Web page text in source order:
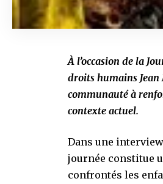
À l’occasion de la
droits humains Jean
communauté à
contexte actuel.
Dans une
journée constitue
confrontés les